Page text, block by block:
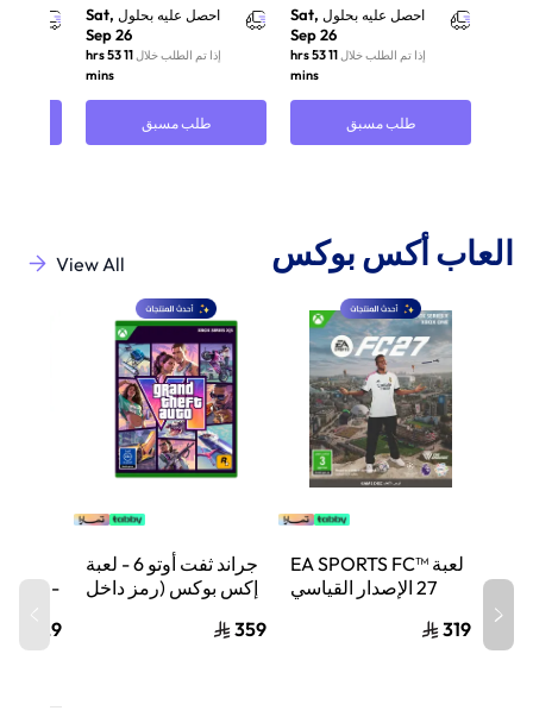
احصل عليه بحلول Sat,
Sep 26
إذا تم الطلب خلال
11 hrs 53
mins
طلب مسبق
احصل عليه بحلول Sat,
Sep 26
إذا تم الطلب خلال
11 hrs 53
mins
طلب مسبق
العاب أكس بوكس View All
لعبة EA SPORTS FC™
27 الإصدار القياسي
319
جراند ثفت أوتو 6 - لعبة
إكس بوكس (رمز داخل
359
-
129